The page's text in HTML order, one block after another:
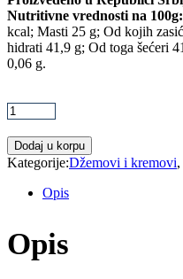
Nutritivne vrednosti na 100g:
kcal; Masti 25 g; Od kojih
hidrati 41,9 g; Od toga šećeri
0,06 g.
čoko
krem
veganski
bez
dodatog
šećera
quantity
Dodaj u korpu
Kategorije:Džemovi i kremovi,
Opis
Opis